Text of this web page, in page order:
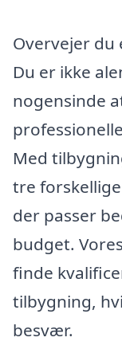
Overvejer du
Du er ikke
nogensinde
Med
tre
der passer
budget.
finde
tilbygning,
besvær.